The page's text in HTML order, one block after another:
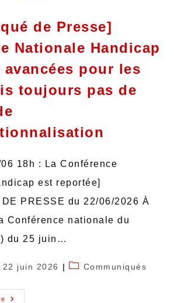
de Presse]
Nationale Handicap
avancées pour les
toujours pas de
18h : La Conférence
est reportée]
DE PRESSE du 22/06/2026 À
Conférence nationale du
du 25 juin…
22 juin 2026 Communiqués